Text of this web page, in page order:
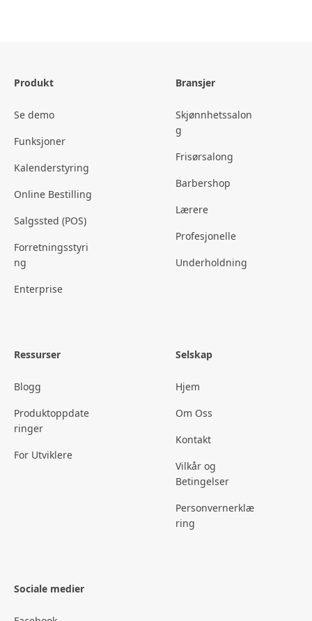
Produkt
Se demo
Funksjoner
Kalenderstyring
Online Bestilling
Salgssted (POS)
Forretningsstyri
ng
Enterprise
Bransjer
Skjønnhetssalon
g
Frisørsalong
Barbershop
Lærere
Profesjonelle
Underholdning
Ressurser
Blogg
Produktoppdate
ringer
For Utviklere
Selskap
Hjem
Om Oss
Kontakt
Vilkår og
Betingelser
Personvernerklæ
ring
Sociale medier